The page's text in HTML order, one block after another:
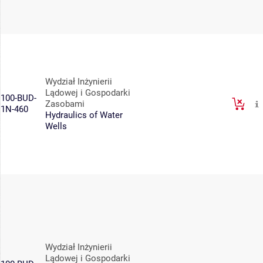
100-BUD-
1N-460
Wydział Inżynierii
Lądowej i Gospodarki
Zasobami
Hydraulics of Water
Wells
Wydział Inżynierii
Lądowej i Gospodarki